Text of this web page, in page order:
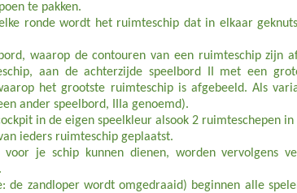
te pakken.
ronde wordt het ruimteschip dat in elkaar
waarop de contouren van een ruimteschip zijn
aan de achterzijde speelbord II met een
het grootste ruimteschip is afgebeeld. Als
ander speelbord, IIIa genoemd).
in de eigen speelkleur alsook 2 ruimteschepen
ieders ruimteschip geplaatst.
je schip kunnen dienen, worden vervolgens
de zandloper wordt omgedraaid) beginnen alle